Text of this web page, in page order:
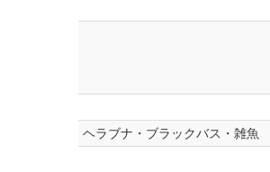
ヘラブナ・ブラックバス・雑魚